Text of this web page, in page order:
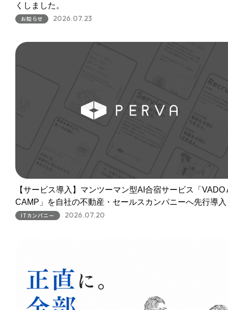
くしました。
お知らせ 2026.07.23
【サービス導入】マンツーマン型AI合宿サービス「VADO
CAMP」を自社の不動産・セールスカンパニーへ先行導入
ITカンパニー 2026.07.20